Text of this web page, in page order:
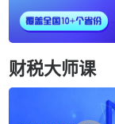
财税大师课